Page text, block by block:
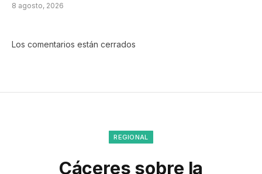
8 agosto, 2026
Los comentarios están cerrados
REGIONAL
Cáceres sobre la